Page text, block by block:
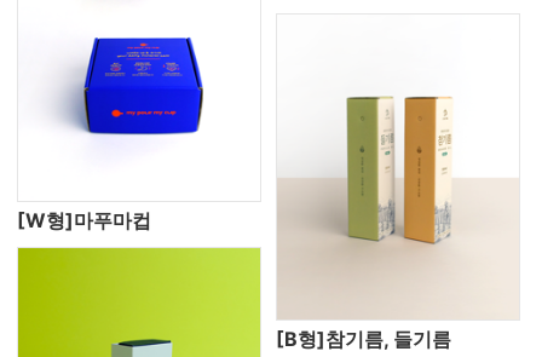
[W형]마푸마컵
[B형]참기름, 들기름